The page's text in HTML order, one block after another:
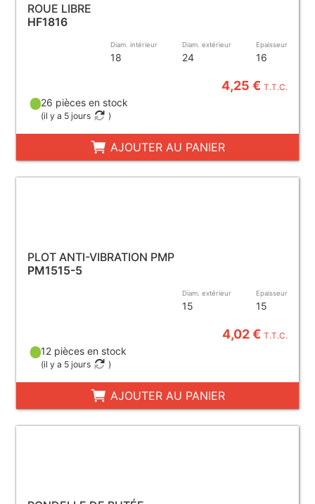
ROUE LIBRE
HF1816
Diam. intérieur
18
Diam. extérieur
24
Epaisseur
16
4,25 €T.T.C.
26 pièces en stock
(il y a 5 jours )
AJOUTER AU PANIER
PLOT ANTI-VIBRATION PMP
PM1515-5
Diam. extérieur
15
Epaisseur
15
4,02 €T.T.C.
12 pièces en stock
(il y a 5 jours )
AJOUTER AU PANIER